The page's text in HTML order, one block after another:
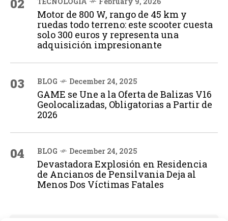
02
Motor de 800 W, rango de 45 km y
ruedas todo terreno: este scooter cuesta
solo 300 euros y representa una
adquisición impresionante
03 BLOG December 24, 2025
GAME se Une a la Oferta de Balizas V16
Geolocalizadas, Obligatorias a Partir de
2026
04 BLOG December 24, 2025
Devastadora Explosión en Residencia
de Ancianos de Pensilvania Deja al
Menos Dos Víctimas Fatales